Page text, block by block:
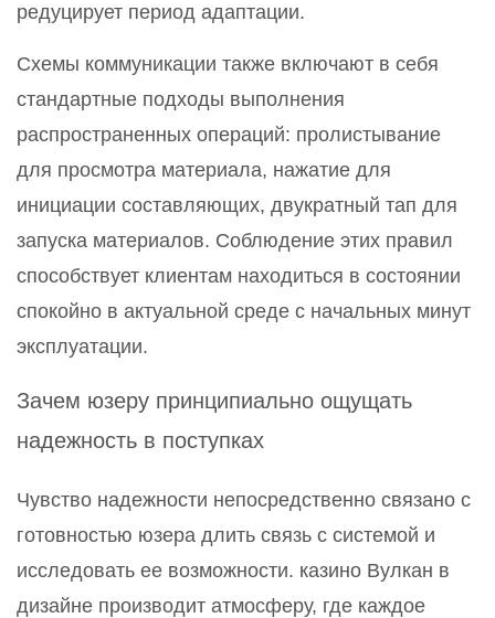
редуцирует период адаптации.
Схемы коммуникации также включают в себя
стандартные подходы выполнения
распространенных операций: пролистывание
для просмотра материала, нажатие для
инициации составляющих, двукратный тап для
запуска материалов. Соблюдение этих правил
способствует клиентам находиться в состоянии
спокойно в актуальной среде с начальных минут
эксплуатации.
Зачем юзеру принципиально ощущать
надежность в поступках
Чувство надежности непосредственно связано с
готовностью юзера длить связь с системой и
исследовать ее возможности. казино Вулкан в
дизайне производит атмосферу, где каждое